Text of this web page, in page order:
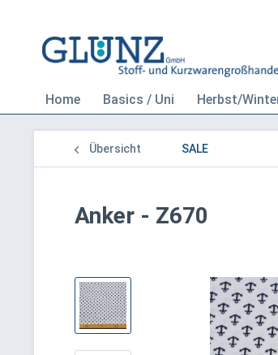
Home Basics / Uni Herbst/
Übersicht SALE
Anker - Z670